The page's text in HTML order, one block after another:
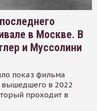
в Москве. В
и Муссолини
показ фильма
вышедшего в 2022
проходит в